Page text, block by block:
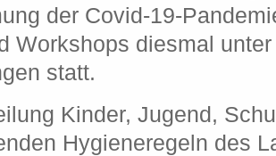
der Covid-19-
Workshops diesmal
statt.
Kinder, Jugend,
Hygieneregeln des